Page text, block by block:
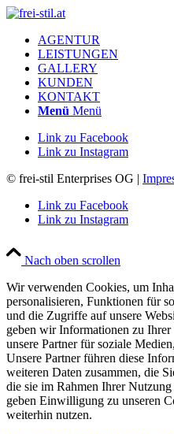
AGENTUR
LEISTUNGEN
GALLERY
KUNDEN
KONTAKT
Menü Menü
Link zu Facebook
Link zu Instagram
© frei-stil Enterprises OG |
Link zu Facebook
Link zu Instagram
Nach oben scrollen
Wir verwenden Cookies, um
personalisieren, Funktionen für
und die Zugriffe auf unsere
geben wir Informationen zu Ihrer
unsere Partner für soziale
Unsere Partner führen diese
weiteren Daten zusammen, die
die sie im Rahmen Ihrer
geben Einwilligung zu unseren
weiterhin nutzen.